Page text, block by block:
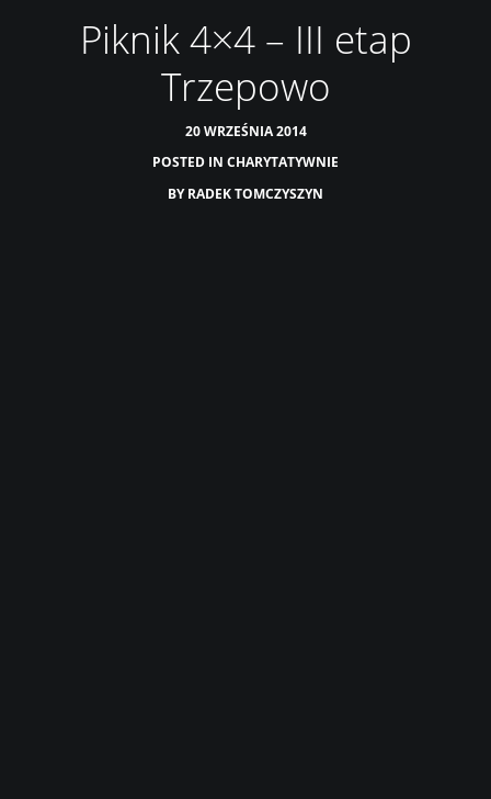
Piknik 4×4 – III etap
Trzepowo
20 WRZEŚNIA 2014
POSTED IN CHARYTATYWNIE
BYRADEK TOMCZYSZYN